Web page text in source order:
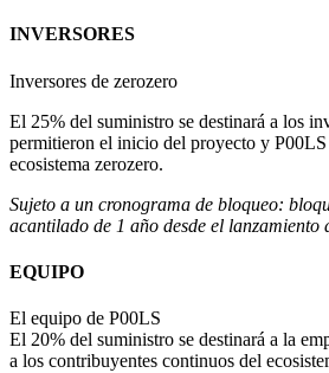
INVERSORES
Inversores de zerozero
El 25% del suministro se destinará a los
permitieron el inicio del proyecto y P00LS
ecosistema zerozero.
Sujeto a un cronograma de bloqueo:
acantilado de 1 año desde el lanzamiento
EQUIPO
El equipo de P00LS
El 20% del suministro se destinará a la
a los contribuyentes continuos del